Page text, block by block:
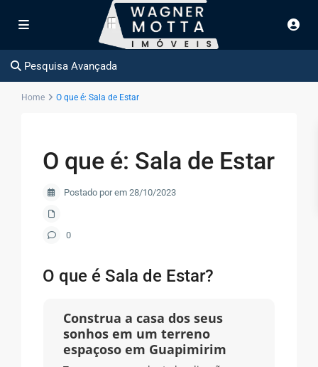
Pesquisa Avançada
Home O que é: Sala de Estar
O que é: Sala de Estar
Postado por em 28/10/2023
0
O que é Sala de Estar?
Construa a casa dos seus
sonhos em um terreno
espaçoso em Guapimirim